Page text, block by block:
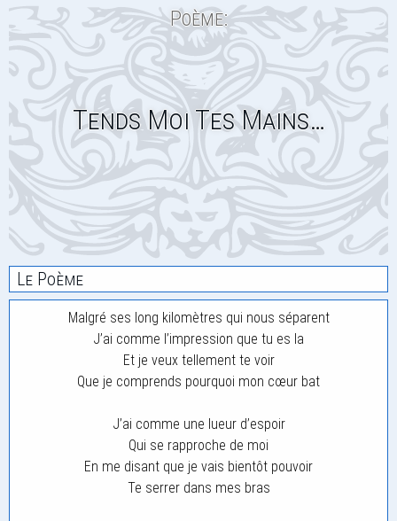
Poème:
Tends Moi Tes Mains…
Le Poème
Malgré ses long kilomètres qui nous séparent
J’ai comme l’impression que tu es la
Et je veux tellement te voir
Que je comprends pourquoi mon cœur bat
J’ai comme une lueur d’espoir
Qui se rapproche de moi
En me disant que je vais bientôt pouvoir
Te serrer dans mes bras